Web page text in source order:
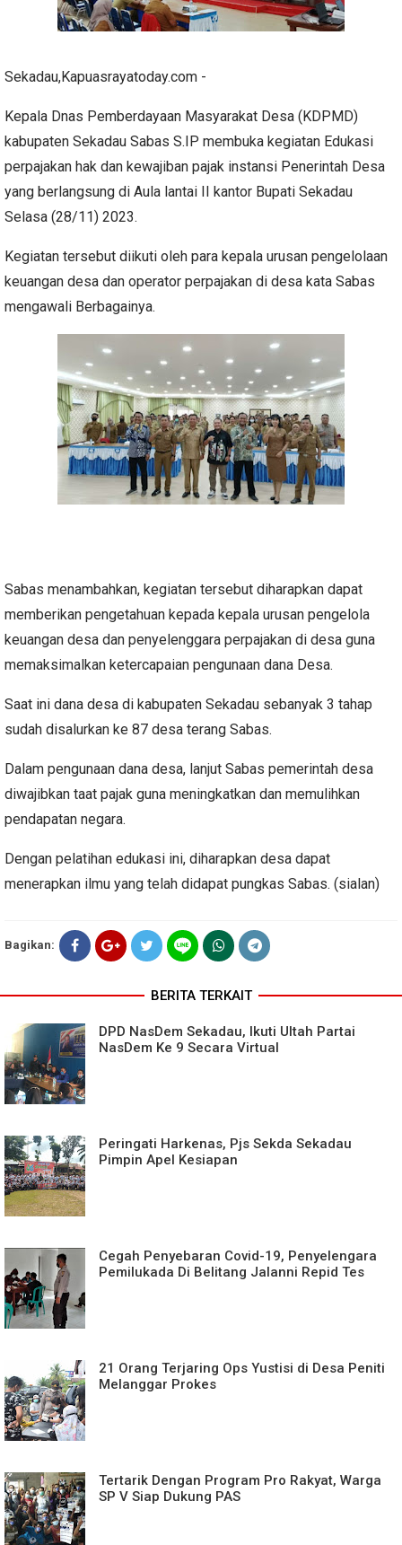
Sekadau,Kapuasrayatoday.com -
Kepala Dnas Pemberdayaan Masyarakat Desa (KDPMD)
kabupaten Sekadau Sabas S.IP membuka kegiatan Edukasi
perpajakan hak dan kewajiban pajak instansi Penerintah Desa
yang berlangsung di Aula lantai II kantor Bupati Sekadau
Selasa (28/11) 2023.
Kegiatan tersebut diikuti oleh para kepala urusan pengelolaan
keuangan desa dan operator perpajakan di desa kata Sabas
mengawali Berbagainya.
Sabas menambahkan, kegiatan tersebut diharapkan dapat
memberikan pengetahuan kepada kepala urusan pengelola
keuangan desa dan penyelenggara perpajakan di desa guna
memaksimalkan ketercapaian pengunaan dana Desa.
Saat ini dana desa di kabupaten Sekadau sebanyak 3 tahap
sudah disalurkan ke 87 desa terang Sabas.
Dalam pengunaan dana desa, lanjut Sabas pemerintah desa
diwajibkan taat pajak guna meningkatkan dan memulihkan
pendapatan negara.
Dengan pelatihan edukasi ini, diharapkan desa dapat
menerapkan ilmu yang telah didapat pungkas Sabas. (sialan)
Bagikan:
BERITA TERKAIT
DPD NasDem Sekadau, Ikuti Ultah Partai
NasDem Ke 9 Secara Virtual
Peringati Harkenas, Pjs Sekda Sekadau
Pimpin Apel Kesiapan
Cegah Penyebaran Covid-19, Penyelengara
Pemilukada Di Belitang Jalanni Repid Tes
21 Orang Terjaring Ops Yustisi di Desa Peniti
Melanggar Prokes
Tertarik Dengan Program Pro Rakyat, Warga
SP V Siap Dukung PAS